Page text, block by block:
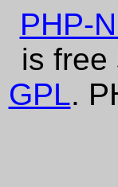
PHP-
is free
GPL.